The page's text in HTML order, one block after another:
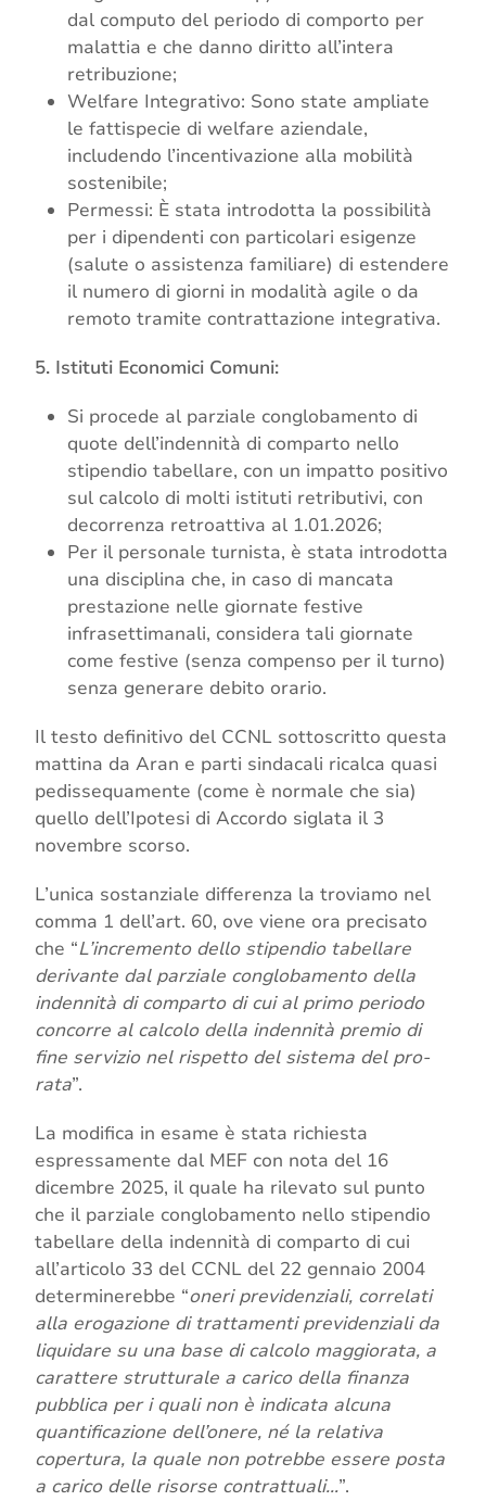
dal computo del periodo di comporto per
malattia e che danno diritto all’intera
retribuzione;
Welfare Integrativo: Sono state ampliate
le fattispecie di welfare aziendale,
includendo l’incentivazione alla mobilità
sostenibile;
Permessi: È stata introdotta la possibilità
per i dipendenti con particolari esigenze
(salute o assistenza familiare) di estendere
il numero di giorni in modalità agile o da
remoto tramite contrattazione integrativa.
5. Istituti Economici Comuni:
Si procede al parziale conglobamento di
quote dell’indennità di comparto nello
stipendio tabellare, con un impatto positivo
sul calcolo di molti istituti retributivi, con
decorrenza retroattiva al 1.01.2026;
Per il personale turnista, è stata introdotta
una disciplina che, in caso di mancata
prestazione nelle giornate festive
infrasettimanali, considera tali giornate
come festive (senza compenso per il turno)
senza generare debito orario.
Il testo definitivo del CCNL sottoscritto questa
mattina da Aran e parti sindacali ricalca quasi
pedissequamente (come è normale che sia)
quello dell’Ipotesi di Accordo siglata il 3
novembre scorso.
L’unica sostanziale differenza la troviamo nel
comma 1 dell’art. 60, ove viene ora precisato
che “L’incremento dello stipendio tabellare
derivante dal parziale conglobamento della
indennità di comparto di cui al primo periodo
concorre al calcolo della indennità premio di
fine servizio nel rispetto del sistema del pro-
rata”.
La modifica in esame è stata richiesta
espressamente dal MEF con nota del 16
dicembre 2025, il quale ha rilevato sul punto
che il parziale conglobamento nello stipendio
tabellare della indennità di comparto di cui
all’articolo 33 del CCNL del 22 gennaio 2004
determinerebbe “oneri previdenziali, correlati
alla erogazione di trattamenti previdenziali da
liquidare su una base di calcolo maggiorata, a
carattere strutturale a carico della finanza
pubblica per i quali non è indicata alcuna
quantificazione dell’onere, né la relativa
copertura, la quale non potrebbe essere posta
a carico delle risorse contrattuali…”.